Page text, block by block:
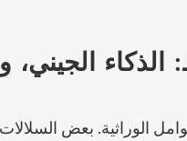
الوراثية. بعض السلالات